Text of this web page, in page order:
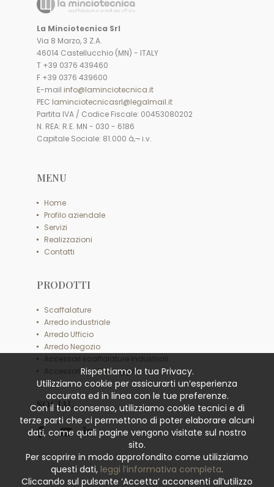
La Minciotecnica Srl
Via 8 Marzo, 3 Z.A.
46014 Castellucchio (MN) - ITALY
T +39 0376 439460
F +39 0376 439600
E-mail info@laminciotecnica.it
PEC laminciotecnicasrl@legalmail.it
Partita IVA / Codice Fiscale: 00453080202
N. REA: R.E. MN - 030 - 6186
Capitale Sociale: 81.000 â‚¬ i.v.
MENU
Home
Profilo aziendale
Servizi
Realizzazioni
Contatti
PRODOTTI
Scaffalature
Arredo industriale
Arredo Ufficio
Arredo Negozio
Accessori scaffalature industriali
Accessori scaffali leggeri
SOCIAL
Rispettiamo la tua Privacy.
Utilizziamo cookie per assicurarti un’esperienza
accurata ed in linea con le tue preferenze.
Con il tuo consenso, utilizziamo cookie tecnici e di
terze parti che ci permettono di poter elaborare alcuni
dati, come quali pagine vengono visitate sul nostro
sito.
Per scoprire in modo approfondito come utilizziamo
questi dati, leggi l’informativa completa.
Cliccando sul pulsante ‘Accetta’ acconsenti all’utilizzo